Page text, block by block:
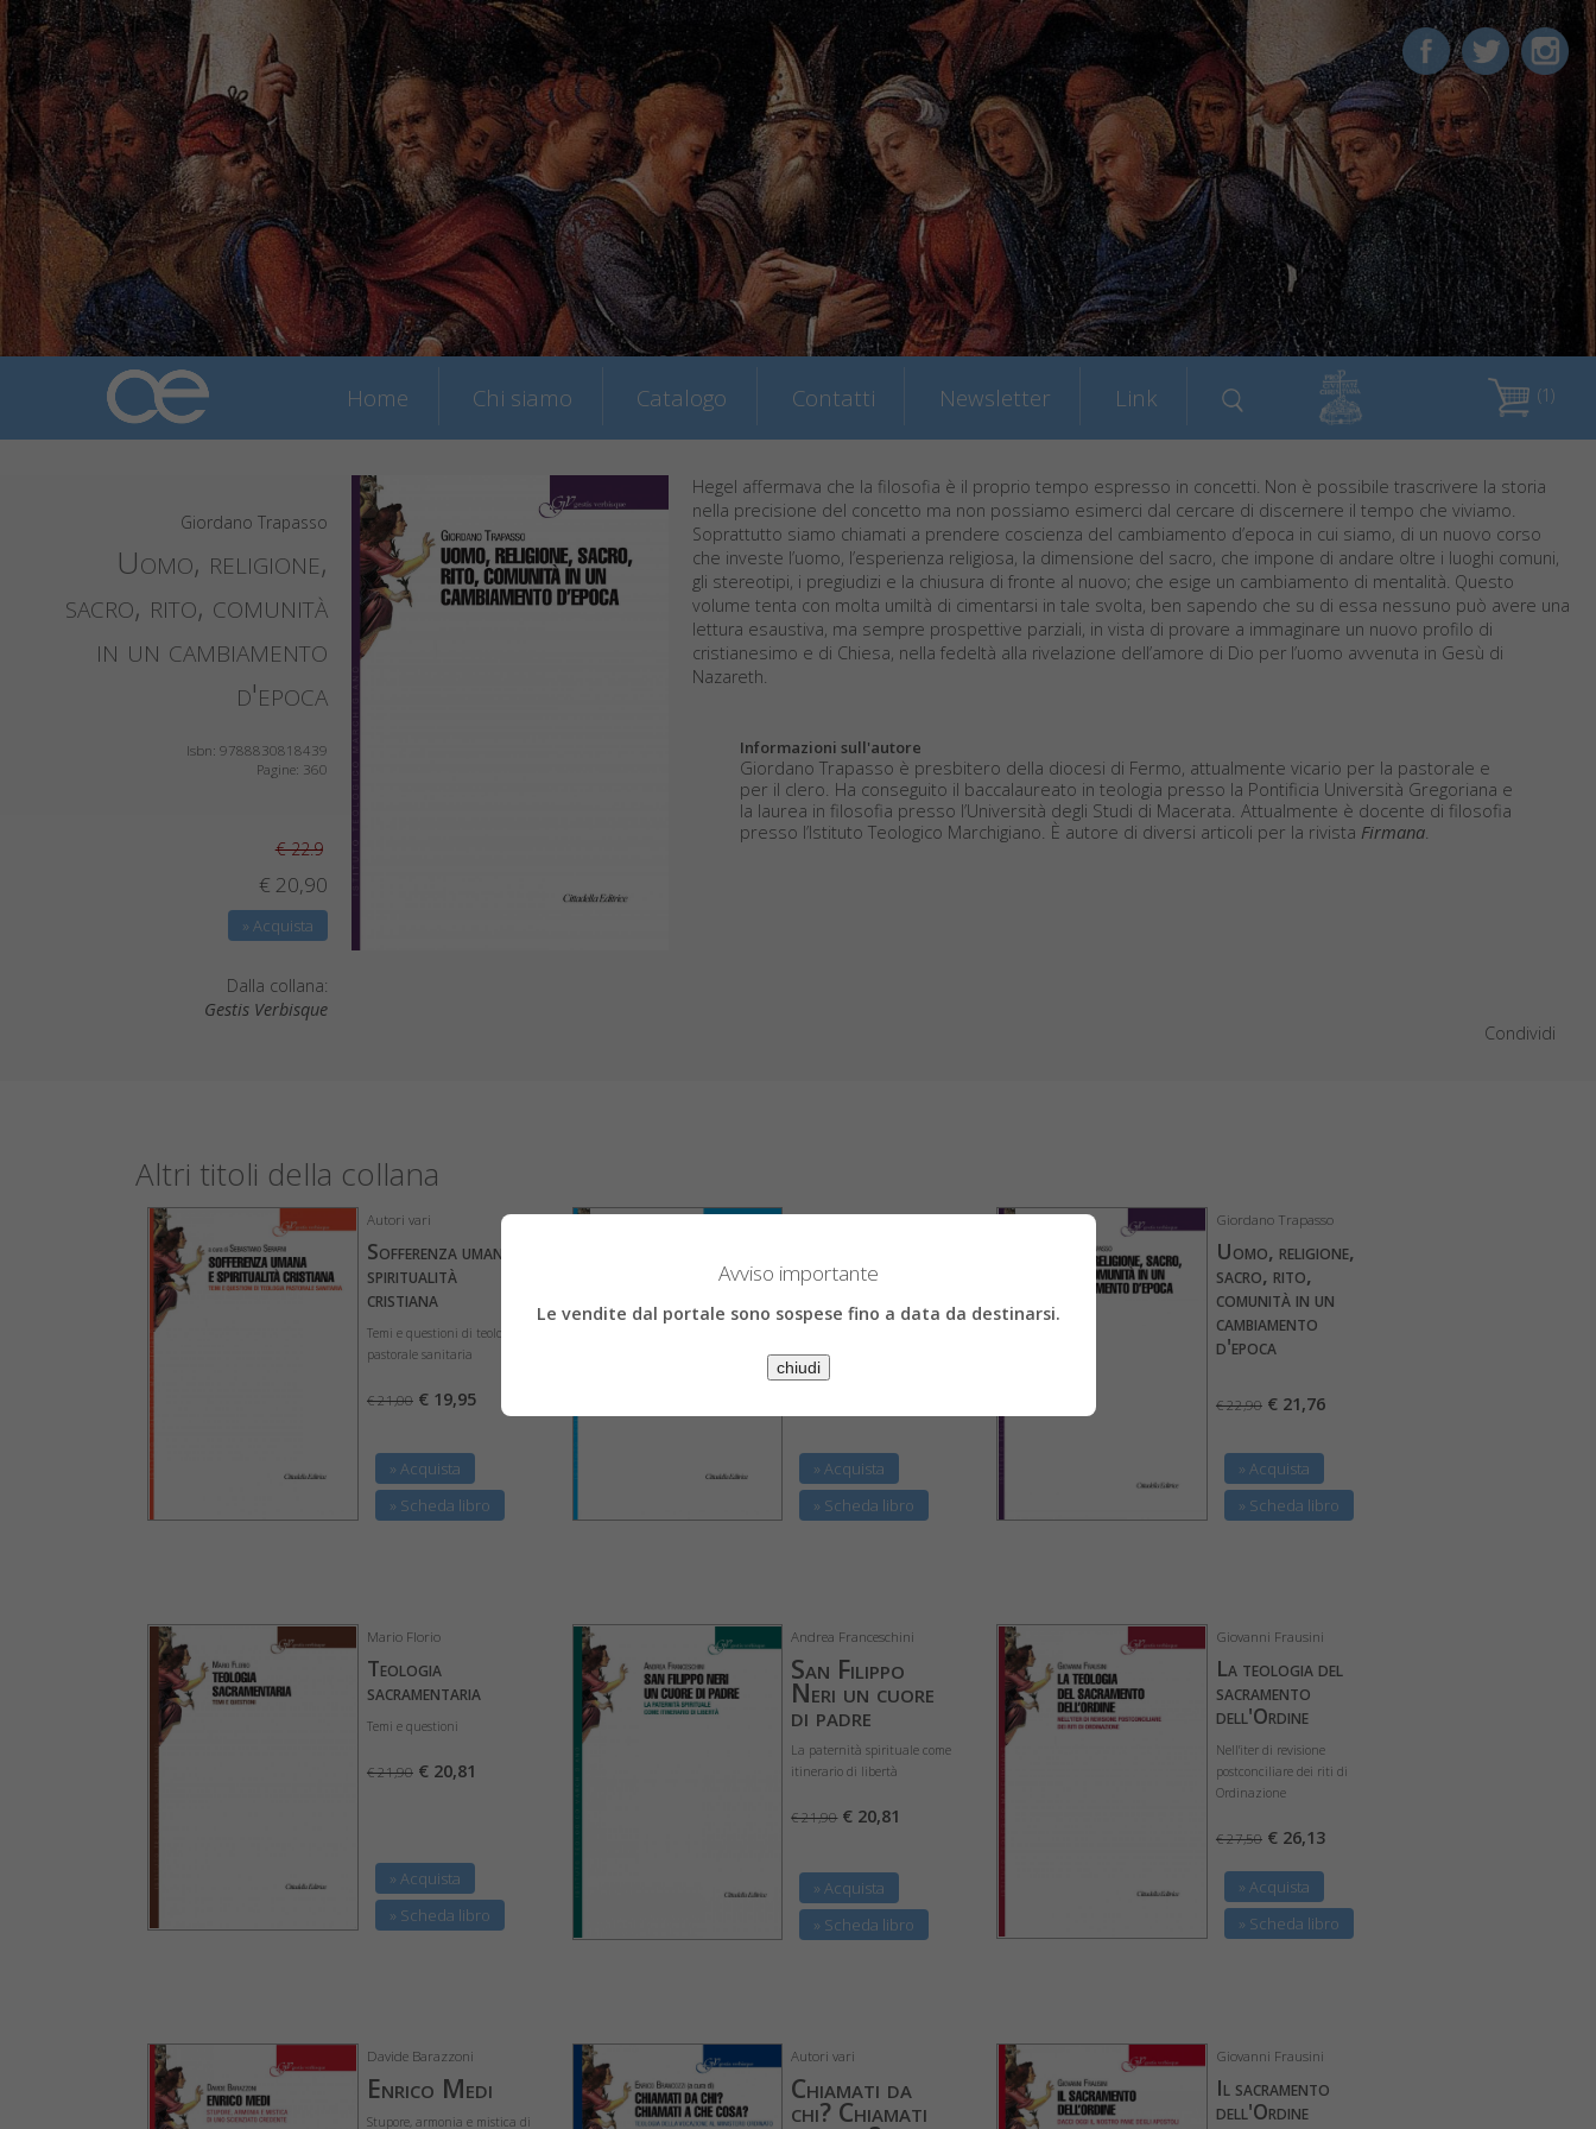
Home Chi siamo Catalogo Contatti Newsletter Link (1)
Giordano Trapasso
Uomo, religione,
sacro, rito, comunità
in un cambiamento
d'epoca
Isbn: 9788830818439
Pagine: 360
€ 22.9
€ 20,90
» Acquista
Dalla collana:
Gestis Verbisque
Hegel affermava che la filosofia è il proprio tempo espresso in concetti. Non è possibile trascrivere la storia
nella precisione del concetto ma non possiamo esimerci dal cercare di discernere il tempo che viviamo.
Soprattutto siamo chiamati a prendere coscienza del cambiamento d’epoca in cui siamo, di un nuovo corso
che investe l’uomo, l’esperienza religiosa, la dimensione del sacro, che impone di andare oltre i luoghi comuni,
gli stereotipi, i pregiudizi e la chiusura di fronte al nuovo; che esige un cambiamento di mentalità. Questo
volume tenta con molta umiltà di cimentarsi in tale svolta, ben sapendo che su di essa nessuno può avere una
lettura esaustiva, ma sempre prospettive parziali, in vista di provare a immaginare un nuovo profilo di
cristianesimo e di Chiesa, nella fedeltà alla rivelazione dell’amore di Dio per l’uomo avvenuta in Gesù di
Nazareth.
Informazioni sull'autore
Giordano Trapasso è presbitero della diocesi di Fermo, attualmente vicario per la pastorale e
per il clero. Ha conseguito il baccalaureato in teologia presso la Pontificia Università Gregoriana e
la laurea in filosofia presso l’Università degli Studi di Macerata. Attualmente è docente di filosofia
presso l’Istituto Teologico Marchigiano. È autore di diversi articoli per la rivista Firmana.
Condividi
Altri titoli della collana
Autori vari
Sofferenza umana e
spiritualità
cristiana
Temi e questioni di teologia
pastorale sanitaria
€ 21,00 € 19,95
» Acquista
» Scheda libro
Emanuele Piazzai
racconta la fede
Lo stile narrativo per una
€ 29,00
» Acquista
» Scheda libro
Giordano Trapasso
Uomo, religione,
sacro, rito,
comunità in un
cambiamento
d'epoca
€ 22,90 € 21,76
» Acquista
» Scheda libro
Mario Florio
Teologia
sacramentaria
Temi e questioni
€ 21,90 € 20,81
» Acquista
» Scheda libro
Andrea Franceschini
San Filippo
Neri un cuore
di padre
La paternità spirituale come
itinerario di libertà
€ 21,90 € 20,81
» Acquista
» Scheda libro
Giovanni Frausini
La teologia del
sacramento
dell'Ordine
Nell'iter di revisione
postconciliare dei riti di
Ordinazione
€ 27,50 € 26,13
» Acquista
» Scheda libro
Davide Barazzoni
Enrico Medi
Stupore, armonia e mistica di
Autori vari
Chiamati da
chi? Chiamati
Giovanni Frausini
Il sacramento
dell'Ordine
Avviso importante
Le vendite dal portale sono sospese fino a data da destinarsi.
chiudi